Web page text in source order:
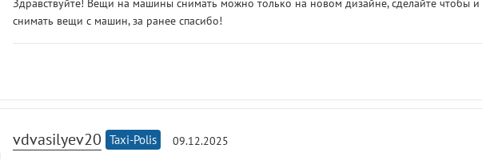
Здравствуйте! Вещи на машины снимать можно только на новом дизайне, сделайте чтобы
снимать вещи с машин, за ранее спасибо!
vdvasilyev20 Taxi-Polis 09.12.2025